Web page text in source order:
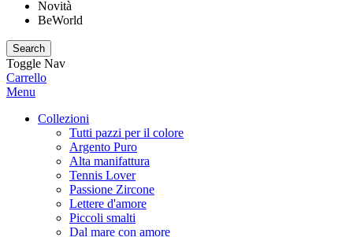
Novità
BeWorld
Search
Toggle Nav
Carrello
Menu
Collezioni
Tutti pazzi per il colore
Argento Puro
Alta manifattura
Tennis Lover
Passione Zircone
Lettere d'amore
Piccoli smalti
Dal mare con amore